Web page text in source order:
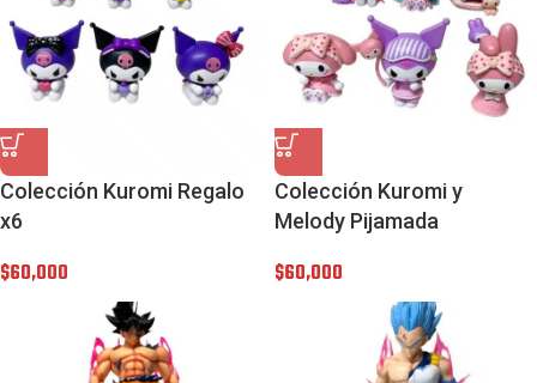
Colección Kuromi Regalo
x6
$60,000
Colección Kuromi y
Melody Pijamada
$60,000